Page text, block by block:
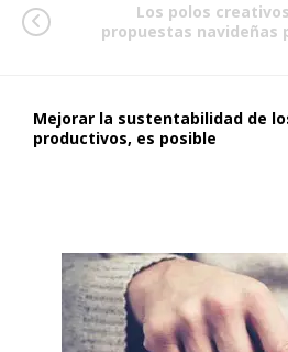
Los polos
propuestas navideñas
Mejorar la sustentabilidad de
productivos, es posible